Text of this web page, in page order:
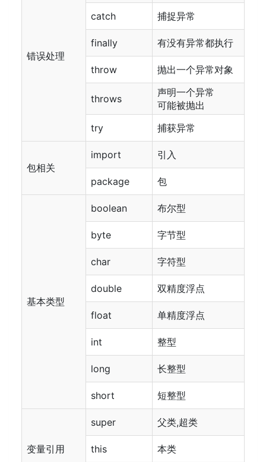
错误处理
catch
捕捉异常
finally 有没有异常都执行
throw 抛出一个异常对象
throws
声明一个异常
可能被抛出
try
捕获异常
包相关
import 引入
package 包
基本类型
boolean 布尔型
byte 字节型
char 字符型
double 双精度浮点
float 单精度浮点
int 整型
long 长整型
short 短整型
变量引用
super 父类,超类
this 本类